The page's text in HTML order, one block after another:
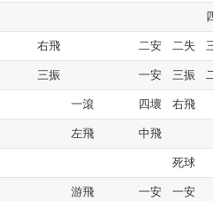
四
右飛 二安 二失 三
三振 一安 三振 二
一滾 四壞 右飛
左飛 中飛
死球
游飛 一安 一安